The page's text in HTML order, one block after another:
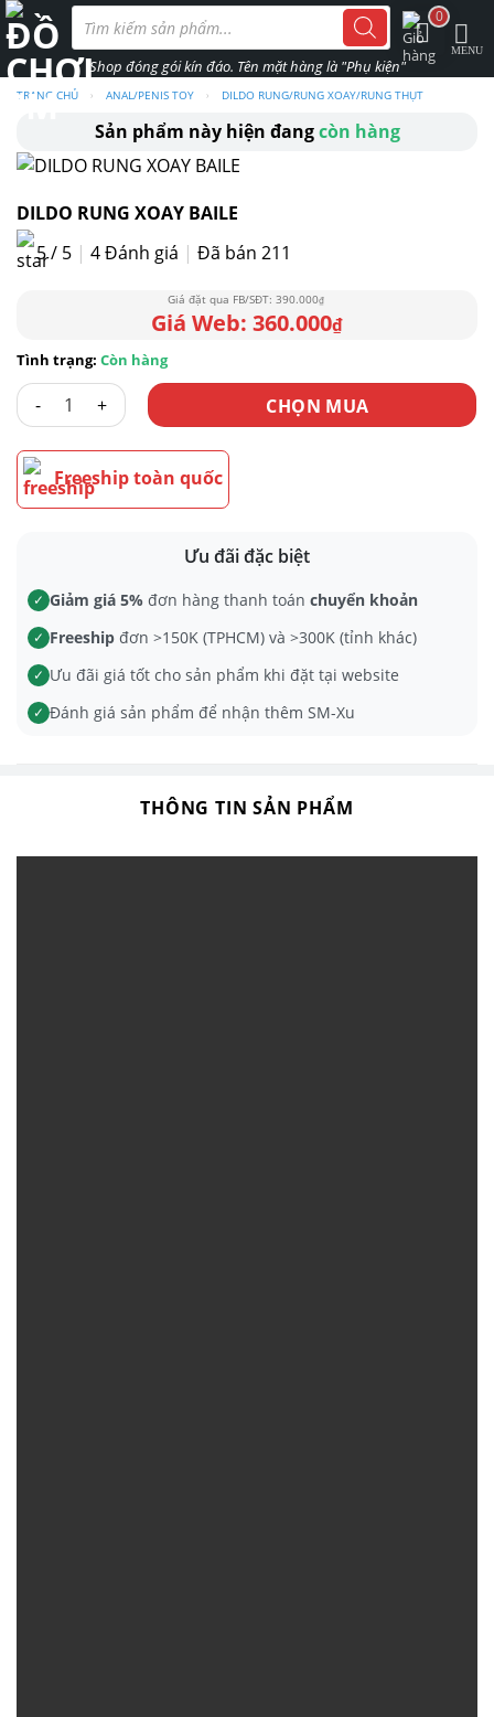
Skip
to
content
Tìm
kiếm
phẩm
TRANG CHỦ › ANAL/PENIS TOY › DILDO RUNG/RUNG XOAY/RUNG THỤT
Sản phẩm này hiện đangcòn hàng
DILDO RUNG XOAY BAILE
5 / 5 | 4Đánh giá | Đã bán 211
390.000₫
360.000₫
Còn hàng
DILDO RUNG XOAY BAILE số lượngCHỌN MUA
Freeship toàn quốc
Ưu đãi đặc biệt
✓ Giảm giá 5% đơn hàng thanh toán chuyển khoản
✓ Freeship đơn >150K (TPHCM) và >300K (tỉnh khác)
✓ Ưu đãi giá tốt cho sản phẩm khi đặt tại website
✓ Đánh giá sản phẩm để nhận thêm SM-Xu
THÔNG TIN SẢN PHẨM
0